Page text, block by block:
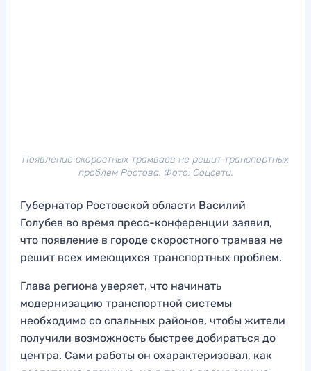
Появление скоростных трамваев не решит транспортных
проблем Ростова. Фото: Соцсети.
Губернатор Ростовской области Василий
Голубев во время пресс-конференции заявил,
что появление в городе скоростного трамвая не
решит всех имеющихся транспортных проблем.
Глава региона уверяет, что начинать
модернизацию транспортной системы
необходимо со спальных районов, чтобы жители
получили возможность быстрее добираться до
центра. Сами работы он охарактеризовал, как